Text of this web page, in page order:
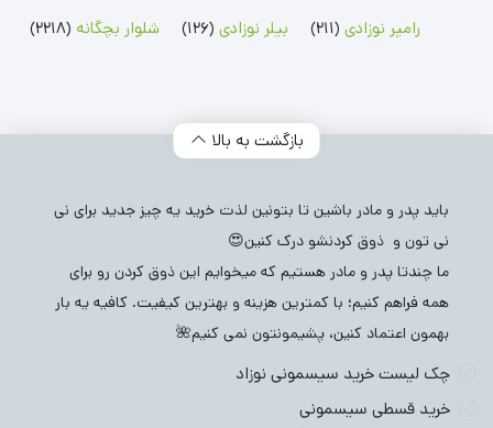
رامپر نوزادی (211) بیلر نوزادی (126) شلوار بچگانه (2218)
بازگشت به بالا
باید پدر و مادر باشین تا بتونین لذت خرید یه چیز جدید برای نی
نی تون و ذوق کردنشو درک کنین😍
ما چندتا پدر و مادر هستیم که میخوایم این ذوق کردن رو برای
همه فراهم کنیم؛ با کمترین هزینه و بهترین کیفیت. کافیه یه بار
بهمون اعتماد کنین، پشیمونتون نمی کنیم🌺
چک لیست خرید سیسمونی نوزاد
خرید قسطی سیسمونی